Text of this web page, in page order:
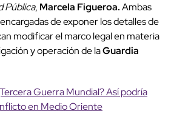
Pública, Marcela Figueroa.Ambas
de exponer los detalles de
modificar el marco legal en materia
y operación de laGuardia
Guerra Mundial? Así podría
en Medio Oriente